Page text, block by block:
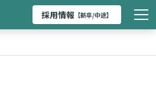
採用情報 【新卒/中途】